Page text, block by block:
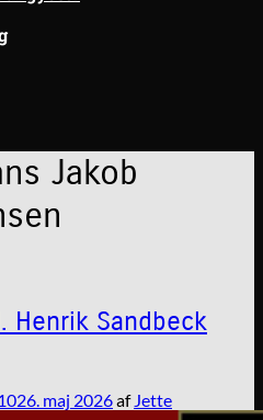
Jakob
Henrik Sandbeck
26. maj 2026af Jette